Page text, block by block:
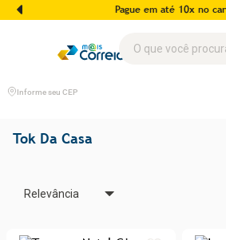
Pague em até 10x no
Informe seu CEP
Tok Da Casa
Relevância